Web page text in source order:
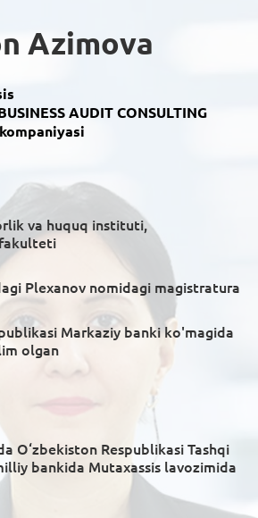
Azimova
AUDIT CONSULTING
va huquq instituti,
Plexanov nomidagi magistratura
Markaziy banki ko'magida
olgan
O‘zbekiston Respublikasi Tashqi
bankida Mutaxassis lavozimida